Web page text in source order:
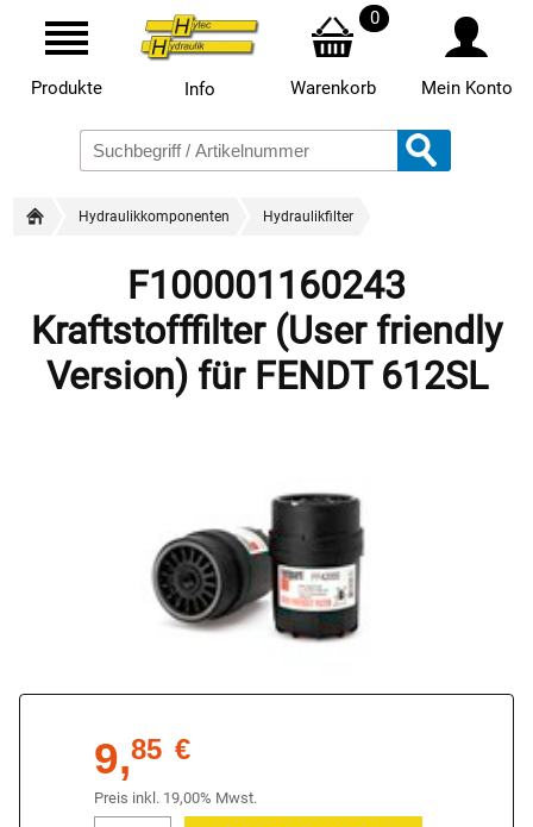
Produkte Info
0
Warenkorb Mein Konto
Hydraulikkomponenten Hydraulikfilter
F100001160243
Kraftstofffilter (User friendly
Version) für FENDT 612SL
9,85 €
Preis inkl. 19,00% Mwst.